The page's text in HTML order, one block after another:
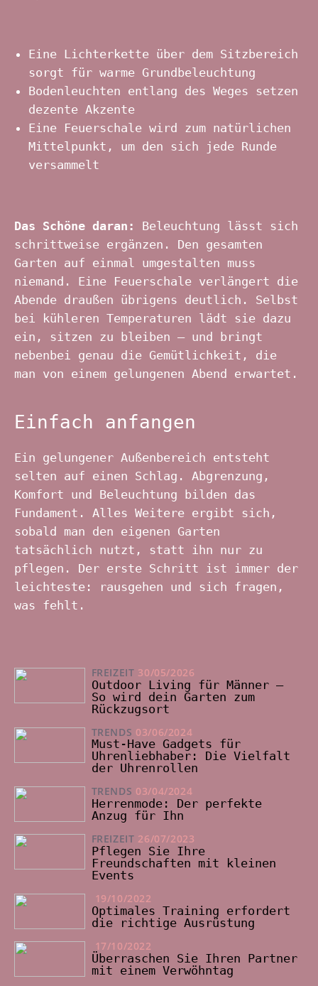
Eine Lichterkette über dem Sitzbereich
sorgt für warme Grundbeleuchtung
Bodenleuchten entlang des Weges setzen
dezente Akzente
Eine Feuerschale wird zum natürlichen
Mittelpunkt, um den sich jede Runde
versammelt
Das Schöne daran:
Beleuchtung lässt sich
schrittweise ergänzen. Den gesamten
Garten auf einmal umgestalten muss
niemand. Eine Feuerschale verlängert die
Abende draußen übrigens deutlich. Selbst
bei kühleren Temperaturen lädt sie dazu
ein, sitzen zu bleiben – und bringt
nebenbei genau die Gemütlichkeit, die
man von einem gelungenen Abend erwartet.
Einfach anfangen
Ein gelungener Außenbereich entsteht
selten auf einen Schlag. Abgrenzung,
Komfort und Beleuchtung bilden das
Fundament. Alles Weitere ergibt sich,
sobald man den eigenen Garten
tatsächlich nutzt, statt ihn nur zu
pflegen. Der erste Schritt ist immer der
leichteste: rausgehen und sich fragen,
was fehlt.
FREIZEIT 30/05/2026
Outdoor Living für Männer –
So wird dein Garten zum
Rückzugsort
TRENDS 03/06/2024
Must-Have Gadgets für
Uhrenliebhaber: Die Vielfalt
der Uhrenrollen
TRENDS 03/04/2024
Herrenmode: Der perfekte
Anzug für Ihn
FREIZEIT 26/07/2023
Pflegen Sie Ihre
Freundschaften mit kleinen
Events
19/10/2022
Optimales Training erfordert
die richtige Ausrüstung
17/10/2022
Überraschen Sie Ihren Partner
mit einem Verwöhntag